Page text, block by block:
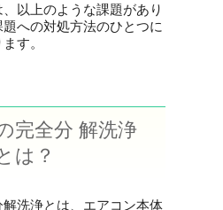
以上のような課題があり
への対処方法のひとつに
す。
完全分 解洗浄
は？
洗浄とは、エアコン本体